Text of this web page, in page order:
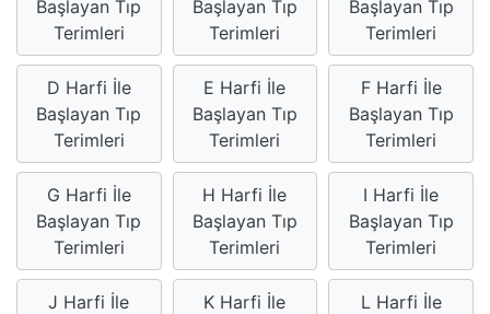
Başlayan Tıp
Terimleri
Başlayan Tıp
Terimleri
Başlayan Tıp
Terimleri
D Harfi İle
Başlayan Tıp
Terimleri
E Harfi İle
Başlayan Tıp
Terimleri
F Harfi İle
Başlayan Tıp
Terimleri
G Harfi İle
Başlayan Tıp
Terimleri
H Harfi İle
Başlayan Tıp
Terimleri
I Harfi İle
Başlayan Tıp
Terimleri
J Harfi İle
K Harfi İle
L Harfi İle